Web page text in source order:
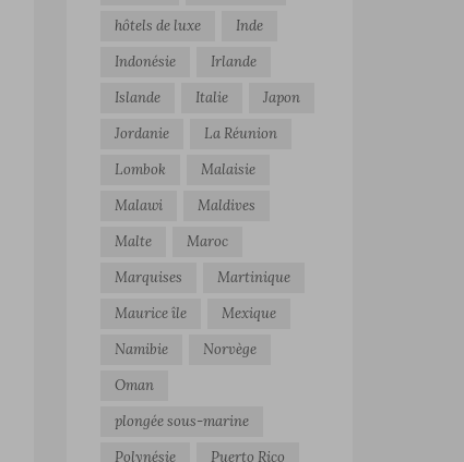
hôtels de luxe
Inde
Indonésie
Irlande
Islande
Italie
Japon
Jordanie
La Réunion
Lombok
Malaisie
Malawi
Maldives
Malte
Maroc
Marquises
Martinique
Maurice île
Mexique
Namibie
Norvège
Oman
plongée sous-marine
Polynésie
Puerto Rico